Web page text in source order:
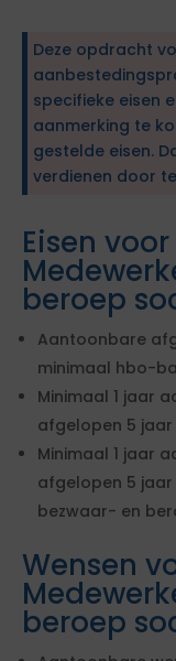
Deze opdracht
specifieke eisen
aanmerking te
gestelde eisen.
verdienen door
Eisen
beroep
Aantoonbare
minimaal hbo-
Minimaal 1 jaar
afgelopen 5
Minimaal 1 jaar
afgelopen 5
bezwaar- en
Wensen
beroep